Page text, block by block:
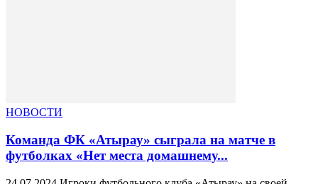
НОВОСТИ
Команда ФК «Атырау» сыграла на матче в
футболках «Нет места домашнему...